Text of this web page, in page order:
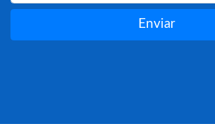
Enviar